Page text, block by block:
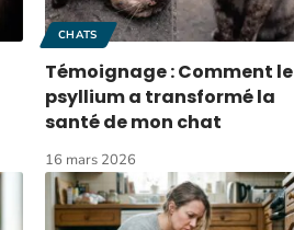
CHATS
Témoignage : Comment le
psyllium a transformé la
santé de mon chat
16 mars 2026